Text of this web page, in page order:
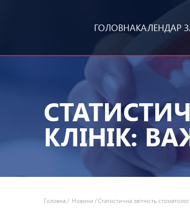
ГОЛОВНАКАЛЕНДАР
КЛІНІК:
Головна Новини Статистична звітність